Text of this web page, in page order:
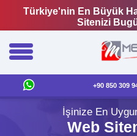
Türkiye'nin En Büyük
Sitenizi
+90 850 309
İşinize En
Web